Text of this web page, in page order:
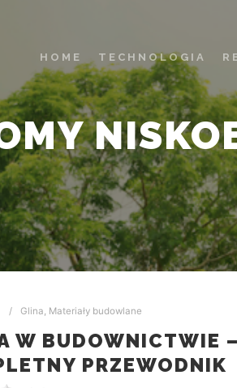
HOME TECHNOLOGIA
Glina, Materiały budowlane
W BUDOWNICTWIE –
PRZEWODNIK